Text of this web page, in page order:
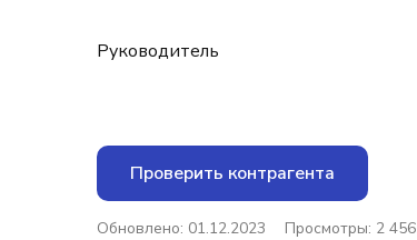
Руководитель
Проверить контрагента
Обновлено: 01.12.2023 Просмотры: 2 456